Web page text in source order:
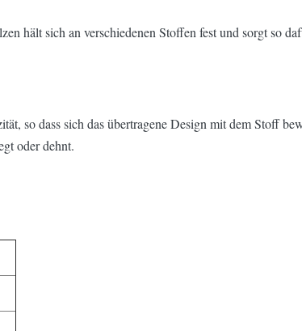
hält sich an verschiedenen Stoffen fest und sorgt so
so dass sich das übertragene Design mit dem Stoff
oder dehnt.